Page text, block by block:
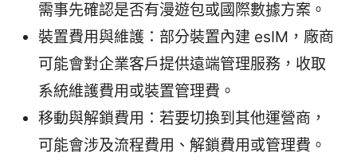
需事先確認是否有漫遊包或國際數據方案。
裝置費用與維護：部分裝置內建 esIM，廠商
可能會對企業客戶提供遠端管理服務，收取
系統維護費用或裝置管理費。
移動與解鎖費用：若要切換到其他運營商，
可能會涉及流程費用、解鎖費用或管理費。